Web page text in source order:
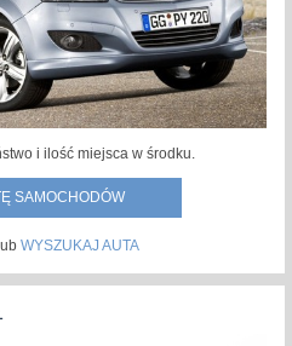
i ilość miejsca w środku.
SAMOCHODÓW
WYSZUKAJ AUTA